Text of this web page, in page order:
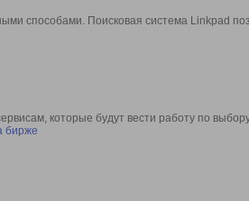
способами. Поисковая система Linkpad
которые будут вести работу по
бирже